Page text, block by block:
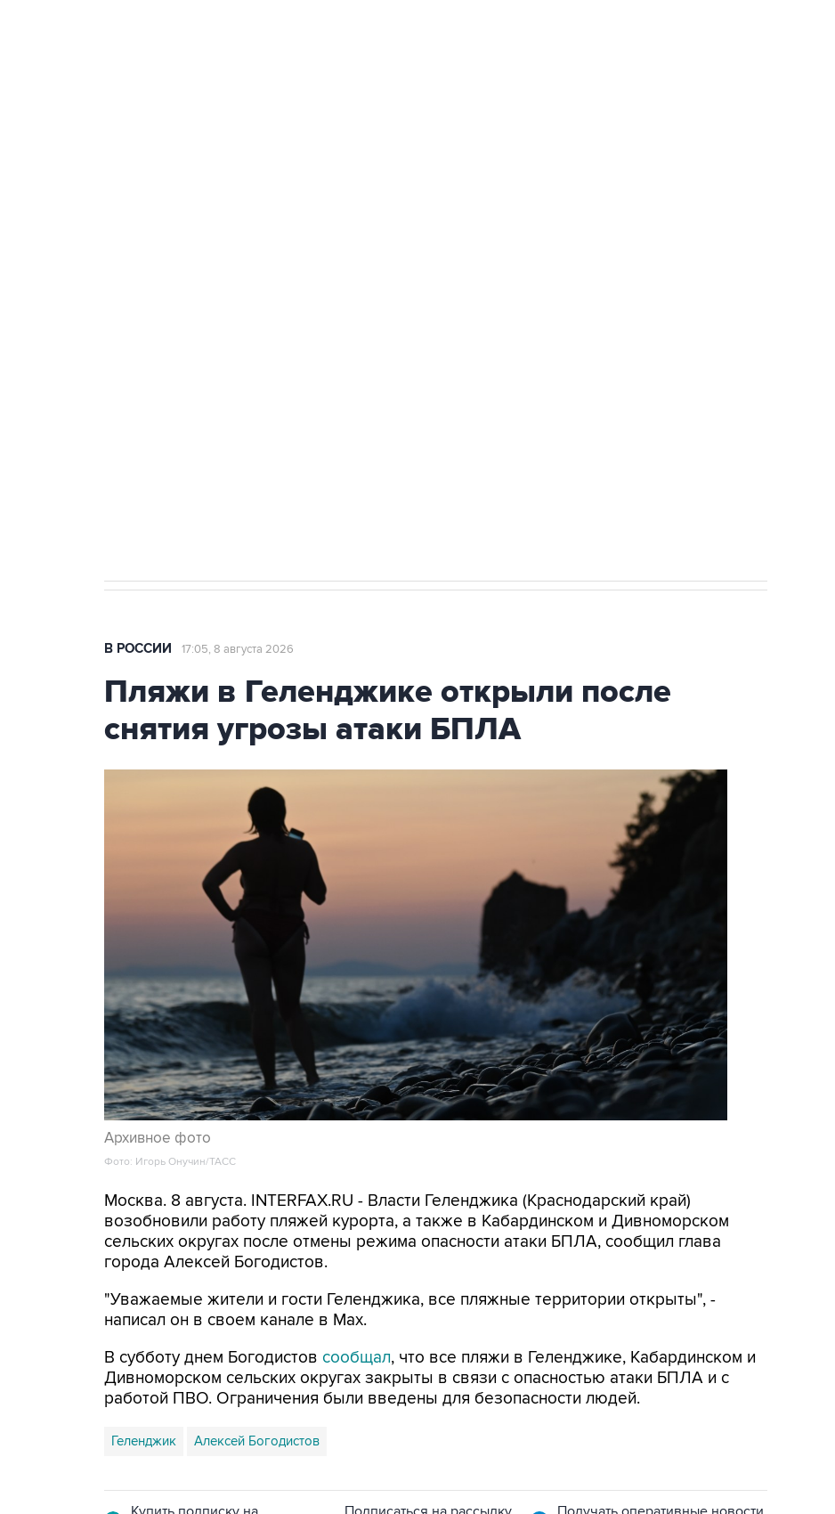
В РОССИИ 17:05, 8 августа 2026
Пляжи в Геленджике открыли после
снятия угрозы атаки БПЛА
Архивное фото
Фото: Игорь Онучин/ТАСС
Москва. 8 августа. INTERFAX.RU - Власти Геленджика (Краснодарский край)
возобновили работу пляжей курорта, а также в Кабардинском и Дивноморском
сельских округах после отмены режима опасности атаки БПЛА, сообщил глава
города Алексей Богодистов.
"Уважаемые жители и гости Геленджика, все пляжные территории открыты", -
написал он в своем канале в Max.
В субботу днем Богодистов сообщал, что все пляжи в Геленджике, Кабардинском и
Дивноморском сельских округах закрыты в связи с опасностью атаки БПЛА и с
работой ПВО. Ограничения были введены для безопасности людей.
Геленджик Алексей Богодистов